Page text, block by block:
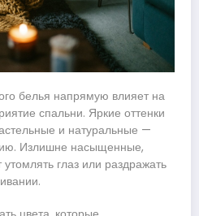
белья напрямую влияет на
спальни. Яркие оттенки
и натуральные —
Излишне насыщенные,
глаз или раздражать